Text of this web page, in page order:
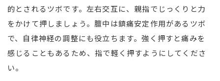
的とされるツボです。左右交互に、親指でじっくりと力
をかけて押しましょう。膻中は鎮痛安定作用があるツボ
で、自律神経の調整にも役立ちます。強く押すと痛みを
感じることもあるため、指で軽く押すようにしてくださ
い。